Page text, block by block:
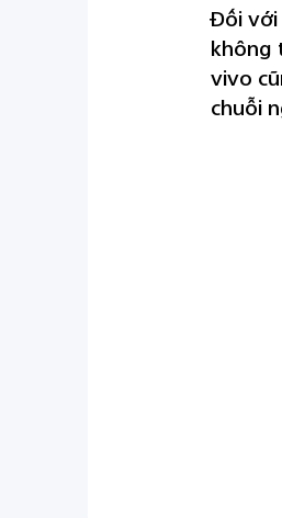
Đối với
không
vivo
chuỗi